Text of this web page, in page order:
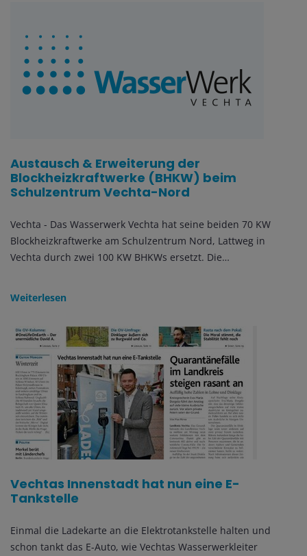
Austausch & Erweiterung der
Blockheizkraftwerke (BHKW) beim
Schulzentrum Vechta-Nord
Vechta - Das Wasserwerk Vechta hat seine beiden 70 KW
Blockheizkraftwerke am Schulzentrum Nord, Lattweg in
Vechta durch zwei 100 KW BHKWs ersetzt. Die…
Weiterlesen
Vechtas Innenstadt hat nun eine E-
Tankstelle
Einmal die Ladekarte an die Elektrotankstelle halten und
schon tankt das E-Auto, wie Vechtas Wasserwerkleiter